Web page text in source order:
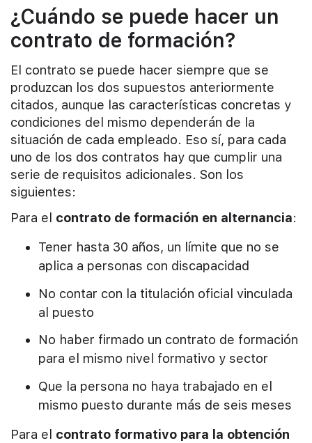
¿Cuándo se puede hacer un
contrato de formación?
El contrato se puede hacer siempre que se
produzcan los dos supuestos anteriormente
citados, aunque las características concretas y
condiciones del mismo dependerán de la
situación de cada empleado. Eso sí, para cada
uno de los dos contratos hay que cumplir una
serie de requisitos adicionales. Son los
siguientes:
Para el contrato de formación en alternancia:
Tener hasta 30 años, un límite que no se
aplica a personas con discapacidad
No contar con la titulación oficial vinculada
al puesto
No haber firmado un contrato de formación
para el mismo nivel formativo y sector
Que la persona no haya trabajado en el
mismo puesto durante más de seis meses
Para el contrato formativo para la obtención